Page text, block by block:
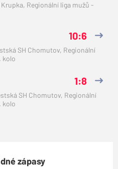
Krupka, Regionální liga mužů -
10:6
SH Chomutov, Regionální
kolo
1:8
SH Chomutov, Regionální
kolo
zápasy